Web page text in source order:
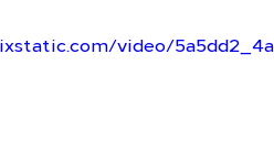
video/